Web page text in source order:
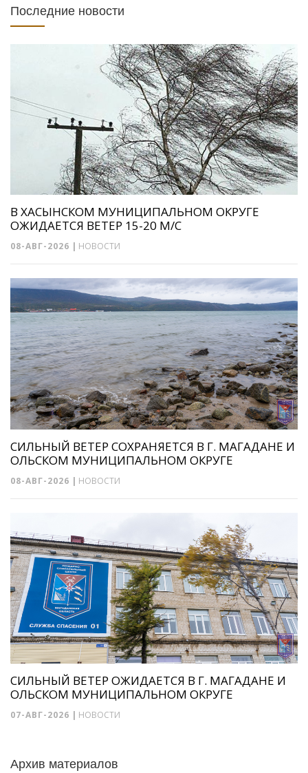
Последние новости
В ХАСЫНСКОМ МУНИЦИПАЛЬНОМ ОКРУГЕ
ОЖИДАЕТСЯ ВЕТЕР 15-20 М/С
08-АВГ-2026 | НОВОСТИ
СИЛЬНЫЙ ВЕТЕР СОХРАНЯЕТСЯ В Г. МАГАДАНЕ И
ОЛЬСКОМ МУНИЦИПАЛЬНОМ ОКРУГЕ
08-АВГ-2026 | НОВОСТИ
СИЛЬНЫЙ ВЕТЕР ОЖИДАЕТСЯ В Г. МАГАДАНЕ И
ОЛЬСКОМ МУНИЦИПАЛЬНОМ ОКРУГЕ
07-АВГ-2026 | НОВОСТИ
Архив материалов